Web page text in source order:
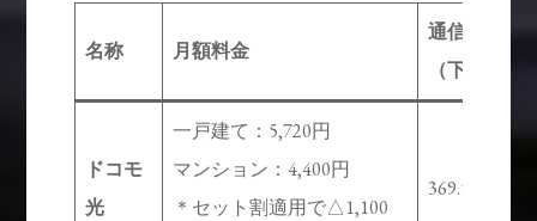
名称 月額料金
通信速度
（下り）
ドコモ
光
一戸建て：5,720円
マンション：4,400円
＊セット割適用で△1,100
369.5Mbps